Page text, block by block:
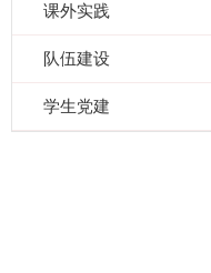
课外实践
队伍建设
学生党建